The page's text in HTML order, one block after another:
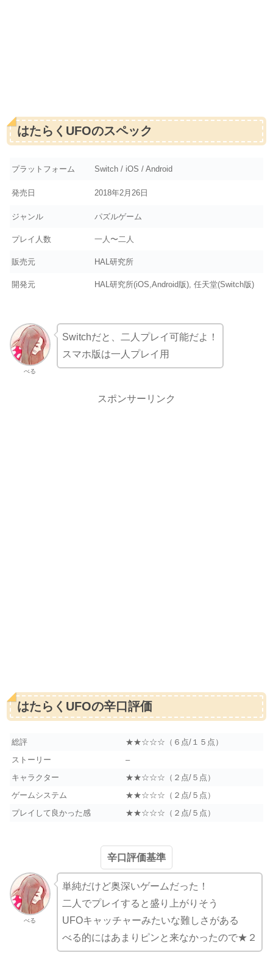
はたらくUFOのスペック
プラットフォーム Switch / iOS / Android
発売日 2018年2月26日
ジャンル パズルゲーム
プレイ人数 一人〜二人
販売元 HAL研究所
開発元 HAL研究所(iOS,Android版), 任天堂(Switch版)
べる
Switchだと、二人プレイ可能だよ！
スマホ版は一人プレイ用
スポンサーリンク
はたらくUFOの辛口評価
総評
★★☆☆☆（６点/１５点）
ストーリー
–
キャラクター
★★☆☆☆（２点/５点）
ゲームシステム
★★☆☆☆（２点/５点）
プレイして良かった感
★★☆☆☆（２点/５点）
辛口評価基準
べる
単純だけど奥深いゲームだった！
二人でプレイすると盛り上がりそう
UFOキャッチャーみたいな難しさがある
べる的にはあまりピンと来なかったので★２